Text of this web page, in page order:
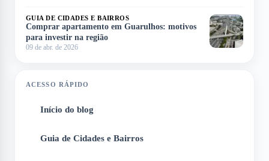
GUIA DE CIDADES E BAIRROS
Comprar apartamento em Guarulhos: motivos
para investir na região
09 de abr. de 2026
ACESSO RÁPIDO
Início do blog
Guia de Cidades e Bairros